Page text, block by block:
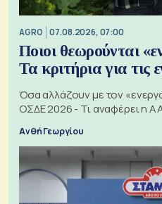
AGRO 07.08.2026, 07:00
Ποιοι θεωρούνται
Τα κριτήρια για τις
Όσα αλλάζουν με τον
ΟΣΔΕ 2026 - Τι αναφέρει η
Ανθή Γεωργίου